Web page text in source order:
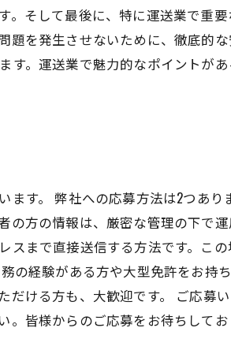
そして最後に、特に運送業で重
を発生させないために、徹底的
。運送業で魅力的なポイントが
す。 弊社への応募方法は2つあ
方の情報は、厳密な管理の下で
まで直接送信する方法です。こ
の経験がある方や大型免許をお持
ける方も、大歓迎です。 ご応募
皆様からのご応募をお待ちしてお